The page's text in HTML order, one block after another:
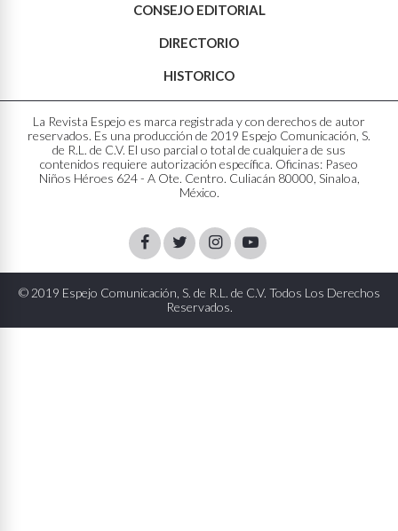
CONSEJO EDITORIAL
DIRECTORIO
HISTORICO
La Revista Espejo es marca registrada y con derechos de autor
reservados. Es una producción de 2019 Espejo Comunicación, S.
de R.L. de C.V. El uso parcial o total de cualquiera de sus
contenidos requiere autorización específica. Oficinas: Paseo
Niños Héroes 624 - A Ote. Centro. Culiacán 80000, Sinaloa,
México.
FacebookTwitterInstagram
Youtube
© 2019 Espejo Comunicación, S. de R.L. de C.V. Todos Los Derechos
Reservados.